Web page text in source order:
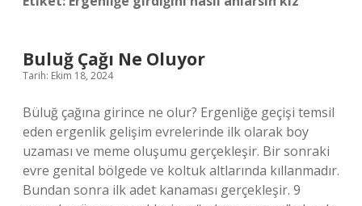
Buluğ Çağı Ne Oluyor
Tarih: Ekim 18, 2024
Büluğ çağına girince ne olur? Ergenliğe geçişi temsil
eden ergenlik gelişim evrelerinde ilk olarak boy
uzaması ve meme oluşumu gerçekleşir. Bir sonraki
evre genital bölgede ve koltuk altlarında kıllanmadır.
Bundan sonra ilk adet kanaması gerçekleşir. 9